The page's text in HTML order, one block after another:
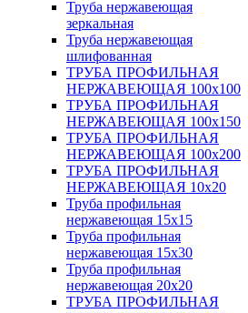
Труба нержавеющая
зеркальная
Труба нержавеющая
шлифованная
ТРУБА ПРОФИЛЬНАЯ
НЕРЖАВЕЮЩАЯ 100х100
ТРУБА ПРОФИЛЬНАЯ
НЕРЖАВЕЮЩАЯ 100х150
ТРУБА ПРОФИЛЬНАЯ
НЕРЖАВЕЮЩАЯ 100х200
ТРУБА ПРОФИЛЬНАЯ
НЕРЖАВЕЮЩАЯ 10х20
Труба профильная
нержавеющая 15х15
Труба профильная
нержавеющая 15х30
Труба профильная
нержавеющая 20х20
ТРУБА ПРОФИЛЬНАЯ